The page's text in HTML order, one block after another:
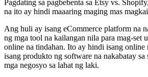
Pagdating sa pagbebenta sa Etsy vs.
na ito ay hindi maaaring maging mas
Ang huli ay isang eCommerce platform na
ng mga tool na kailangan nila para mag-set
online na tindahan. Ito ay hindi isang online
isang produkto ng software na nakabatay sa
mga negosyo sa lahat ng laki.